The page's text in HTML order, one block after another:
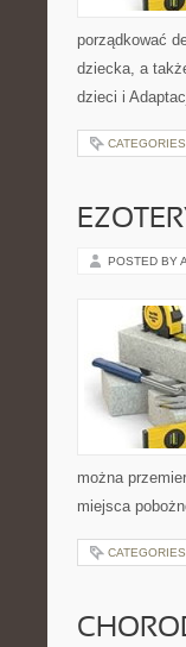
porządkować
dziecka, a
dzieci i
POSTED BY
można
miejsca